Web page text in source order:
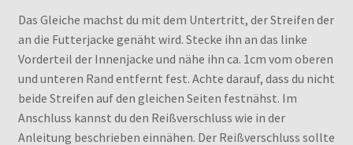
Das Gleiche machst du mit dem Untertritt, der Streifen der
an die Futterjacke genäht wird. Stecke ihn an das linke
Vorderteil der Innenjacke und nähe ihn ca. 1cm vom oberen
und unteren Rand entfernt fest. Achte darauf, dass du nicht
beide Streifen auf den gleichen Seiten festnähst. Im
Anschluss kannst du den Reißverschluss wie in der
Anleitung beschrieben einnähen. Der Reißverschluss sollte